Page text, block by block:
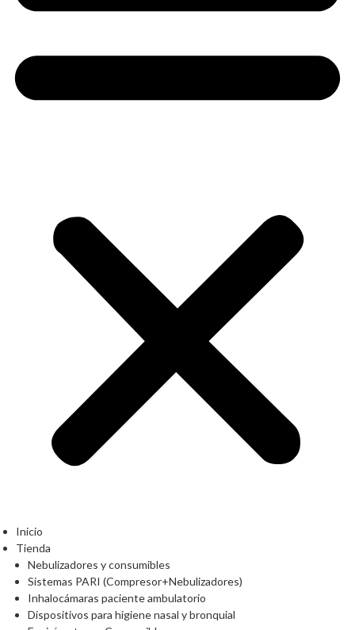
Inicio
Tienda
Nebulizadores y consumibles
Sistemas PARI (Compresor+Nebulizadores)
Inhalocámaras paciente ambulatorio
Dispositivos para higiene nasal y bronquial